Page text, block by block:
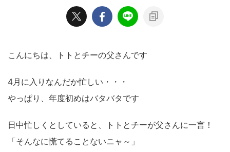
こんにちは、トトとチーの父さんです
4月に入りなんだか忙しい・・・
やっぱり、年度初めはバタバタです
日中忙しくとしていると、トトとチーが父さんに一言！
「そんなに慌てることないニャ～」